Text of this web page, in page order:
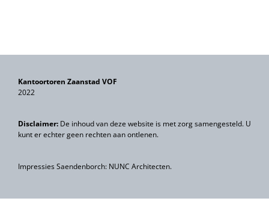
Kantoortoren Zaanstad VOF
2022
Disclaimer: De inhoud van deze website is met zorg samengesteld. U
kunt er echter geen rechten aan ontlenen.
Impressies Saendenborch: NUNC Architecten.